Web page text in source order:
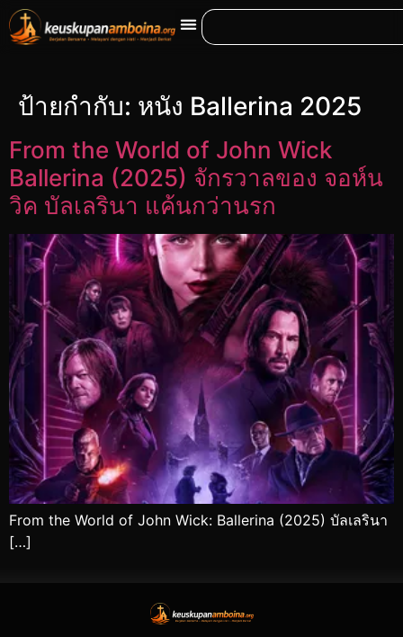
ป้ายกำกับ: หนัง Ballerina 2025
From the World of John Wick
Ballerina (2025) จักรวาลของ จอห์น
วิค บัลเลรินา แค้นกว่านรก
From the World of John Wick: Ballerina (2025) บัลเลรินา
[…]